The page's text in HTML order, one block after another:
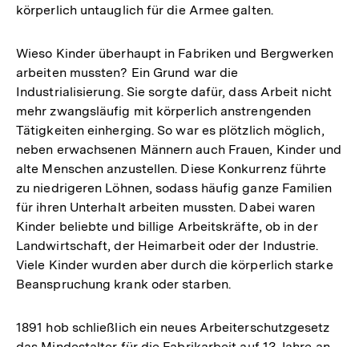
körperlich untauglich für die Armee galten.
Wieso Kinder überhaupt in Fabriken und Bergwerken
arbeiten mussten? Ein Grund war die
Industrialisierung. Sie sorgte dafür, dass Arbeit nicht
mehr zwangsläufig mit körperlich anstrengenden
Tätigkeiten einherging. So war es plötzlich möglich,
neben erwachsenen Männern auch Frauen, Kinder und
alte Menschen anzustellen. Diese Konkurrenz führte
zu niedrigeren Löhnen, sodass häufig ganze Familien
für ihren Unterhalt arbeiten mussten. Dabei waren
Kinder beliebte und billige Arbeitskräfte, ob in der
Landwirtschaft, der Heimarbeit oder der Industrie.
Viele Kinder wurden aber durch die körperlich starke
Beanspruchung krank oder starben.
1891 hob schließlich ein neues Arbeiterschutzgesetz